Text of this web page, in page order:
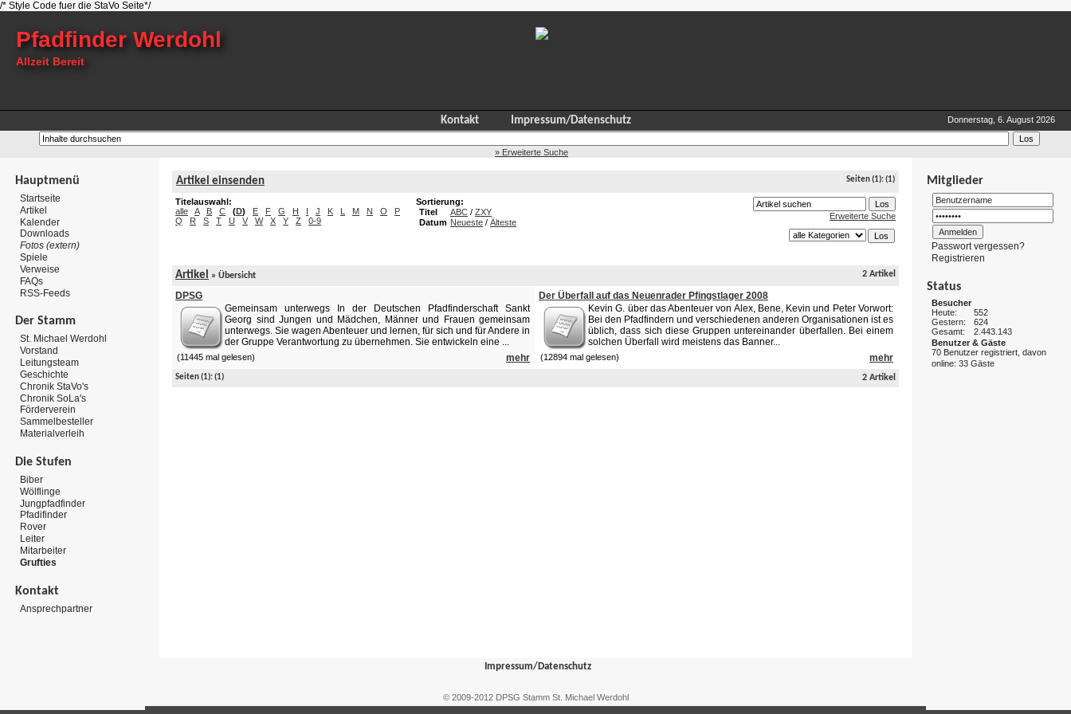
/* Style Code fuer die StaVo Seite*/
Pfadfinder Werdohl
Allzeit Bereit
Kontakt Impressum/Datenschutz
» Erweiterte Suche
Donnerstag, 6. August 2026
Hauptmenü
Startseite
Artikel
Kalender
Downloads
Fotos (extern)
Spiele
Verweise
FAQs
RSS-Feeds
Der Stamm
St. Michael Werdohl
Vorstand
Leitungsteam
Geschichte
Chronik StaVo's
Chronik SoLa's
Förderverein
Sammelbesteller
Materialverleih
Die Stufen
Biber
Wölflinge
Jungpfadfinder
Pfadifinder
Rover
Leiter
Mitarbeiter
Grufties
Kontakt
Ansprechpartner
Artikel einsenden Seiten(1):(1)
Titelauswahl:
alle
A B C (D) E F G H I J K L M N O
P
Q
R S T U V W X Y Z 0-9
Sortierung:
Titel
ABC / ZXY
Datum Neueste / Älteste
Erweiterte Suche
Artikel » Übersicht 2 Artikel
DPSG
Gemeinsam unterwegs In der Deutschen Pfadfinderschaft Sankt
Georg sind Jungen und Mädchen, Männer und Frauen gemeinsam
unterwegs. Sie wagen Abenteuer und lernen, für sich und für Andere in
der Gruppe Verantwortung zu übernehmen. Sie entwickeln eine ...
(11445 mal gelesen) mehr
Der Überfall auf das Neuenrader Pfingstlager 2008
Kevin G. über das Abenteuer von Alex, Bene, Kevin und Peter Vorwort:
Bei den Pfadfindern und verschiedenen anderen Organisationen ist es
üblich, dass sich diese Gruppen untereinander überfallen. Bei einem
solchen Überfall wird meistens das Banner...
(12894 mal gelesen) mehr
Seiten(1):(1) 2 Artikel
Mitglieder
Passwort vergessen?
Registrieren
Status
Besucher
Heute:
552
Gestern:
624
Gesamt:
2.443.143
Benutzer & Gäste
70 Benutzer registriert, davon
online: 33 Gäste
Impressum/Datenschutz
© 2009-2012 DPSG Stamm St. Michael Werdohl